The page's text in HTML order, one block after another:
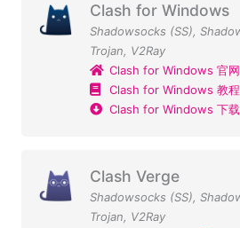
Clash for Windows
Shadowsocks (SS),
Trojan, V2Ray
Clash for Windows 官网
Clash for Windows 教程
Clash for Windows 下载
Clash Verge
Shadowsocks (SS),
Trojan, V2Ray